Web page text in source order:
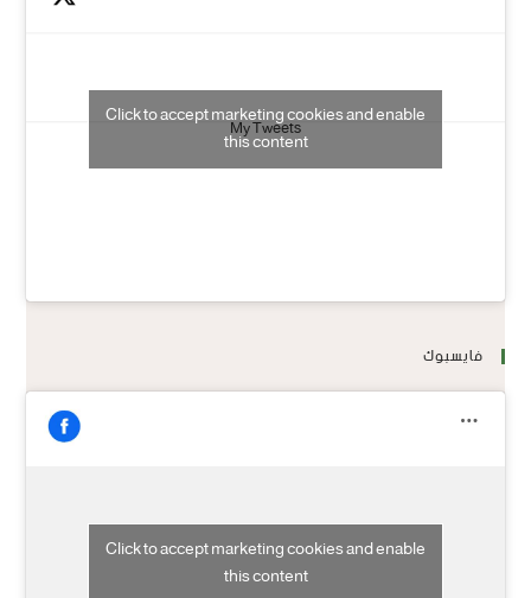
My Tweets
Click to accept marketing cookies and enable
this content
فايسبوك
Click to accept marketing cookies and enable
this content